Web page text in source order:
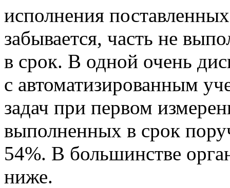
исполнения поставленных
забывается, часть не
в срок. В одной очень
с автоматизированным
задач при первом
выполненных в срок
54%. В большинстве
ниже.